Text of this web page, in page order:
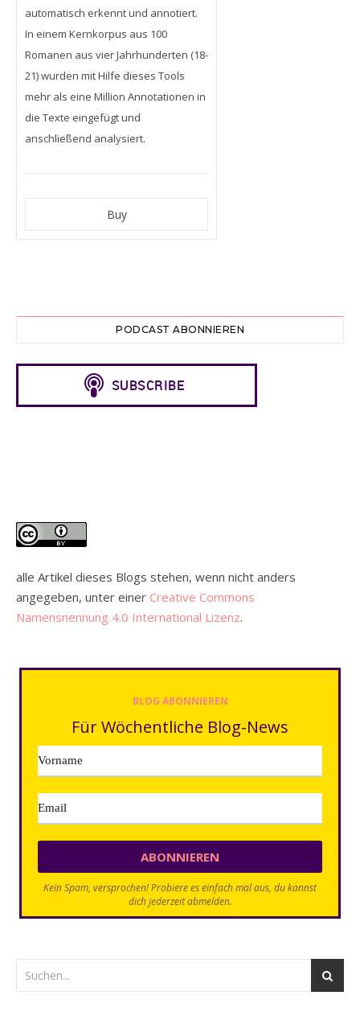
automatisch erkennt und annotiert.
In einem Kernkorpus aus 100
Romanen aus vier Jahrhunderten (18-
21) wurden mit Hilfe dieses Tools
mehr als eine Million Annotationen in
die Texte eingefügt und
anschließend analysiert.
PODCAST ABONNIEREN
alle Artikel dieses Blogs stehen, wenn nicht anders
angegeben, unter einer Creative Commons
Namensnennung 4.0 International Lizenz.
BLOG ABONNIEREN
Für Wöchentliche Blog-News
Kein Spam, versprochen! Probiere es einfach mal aus, du kannst
dich jederzeit abmelden.